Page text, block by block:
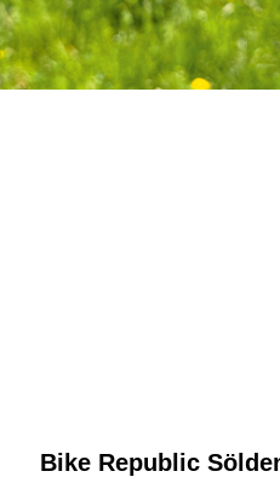
Bike Republic